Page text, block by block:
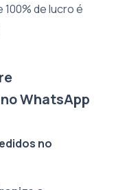
de lucro é
WhatsApp
no